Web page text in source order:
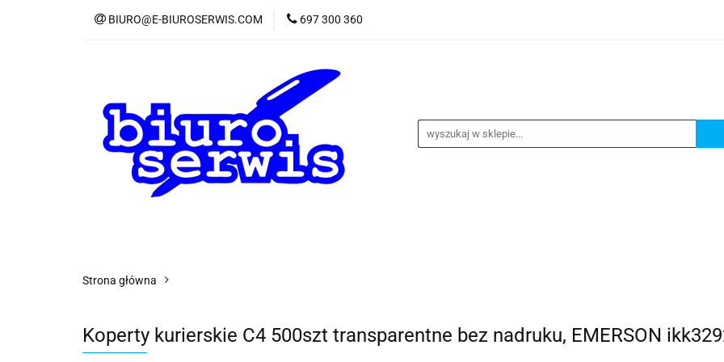
BIURO@E-BIUROSERWIS.COM 697 300 360
Strona główna
Koperty kurierskie C4 500szt transparentne bez nadruku, EMERSON